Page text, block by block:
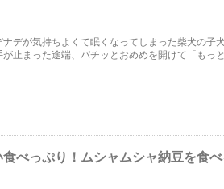
デが気持ちよくて眠くなってしまった柴犬の子
止まった途端、パチッとおめめを開けて「もっ
べっぷり！ムシャムシャ納豆を食